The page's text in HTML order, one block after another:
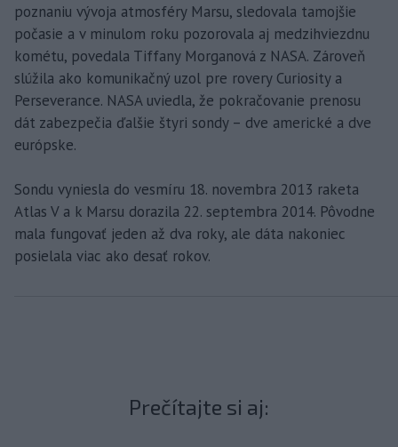
poznaniu vývoja atmosféry Marsu, sledovala tamojšie
počasie a v minulom roku pozorovala aj medzihviezdnu
kométu, povedala Tiffany Morganová z NASA. Zároveň
slúžila ako komunikačný uzol pre rovery Curiosity a
Perseverance. NASA uviedla, že pokračovanie prenosu
dát zabezpečia ďalšie štyri sondy – dve americké a dve
európske.
Sondu vyniesla do vesmíru 18. novembra 2013 raketa
Atlas V a k Marsu dorazila 22. septembra 2014. Pôvodne
mala fungovať jeden až dva roky, ale dáta nakoniec
posielala viac ako desať rokov.
Prečítajte si aj: